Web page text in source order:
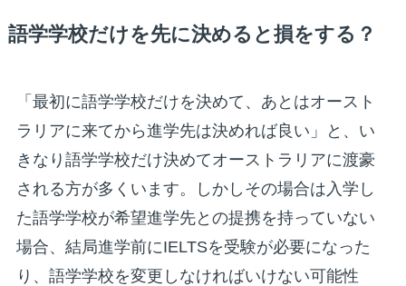
語学学校だけを先に決めると損をする？
「最初に語学学校だけを決めて、あとはオースト
ラリアに来てから進学先は決めれば良い」と、い
きなり語学学校だけ決めてオーストラリアに渡豪
される方が多くいます。しかしその場合は入学し
た語学学校が希望進学先との提携を持っていない
場合、結局進学前にIELTSを受験が必要になった
り、語学学校を変更しなければいけない可能性